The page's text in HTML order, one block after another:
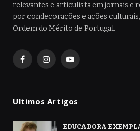
relevantes e articulista em jornais e
por condecorações e ações
Ordem do Mérito de Portugal.
FacebookInstagramYouTube
Ultimos Artigos
EDUCADORA